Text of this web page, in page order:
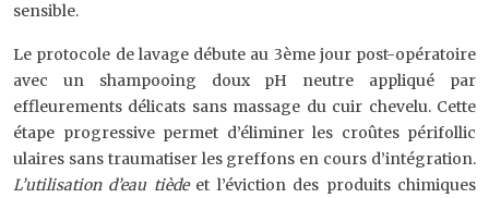
sensible.
Le protocole de lavage débute au 3ème jour post-opératoire
avec un shampooing doux pH neutre appliqué par
effleurements délicats sans massage du cuir chevelu. Cette
étape progressive permet d’éliminer les croûtes périfollic
ulaires sans traumatiser les greffons en cours d’intégration.
L’utilisation d’eau tièdeet l’éviction des produits chimiques